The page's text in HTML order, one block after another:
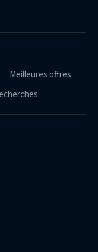
Meilleures offres